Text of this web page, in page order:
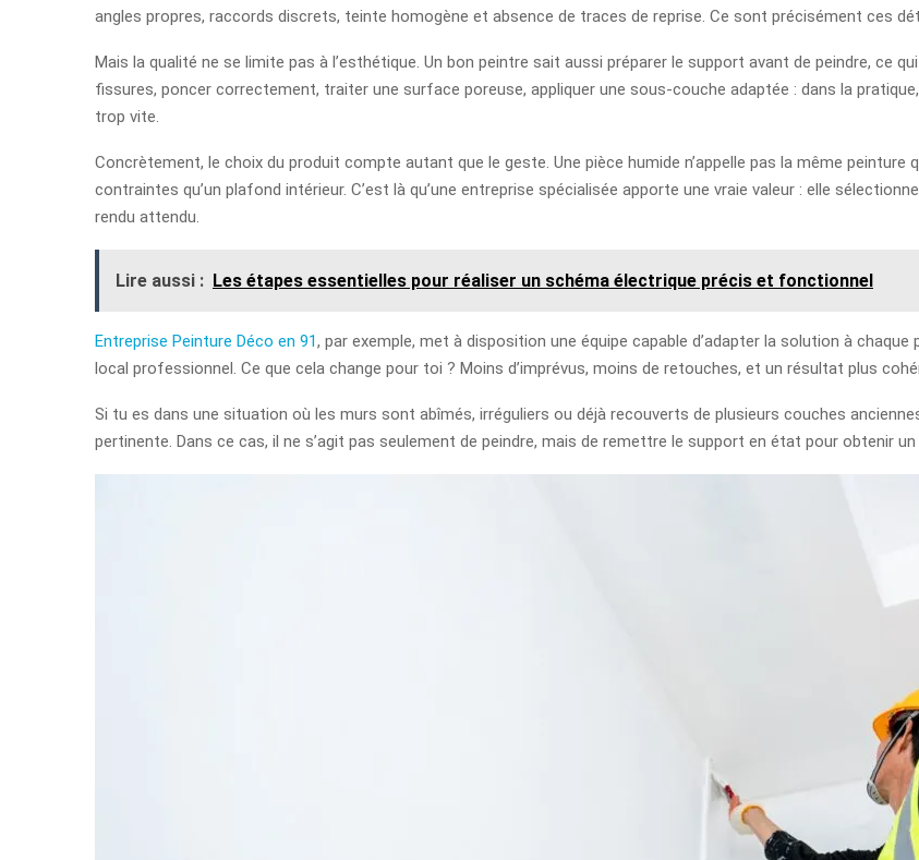
angles propres, raccords discrets, teinte homogène et absence de traces de reprise. Ce sont précisément ces
Mais la qualité ne se limite pas à l’esthétique. Un bon peintre sait aussi préparer le support avant de peindre, ce
fissures, poncer correctement, traiter une surface poreuse, appliquer une sous-couche adaptée : dans la
trop vite.
Concrètement, le choix du produit compte autant que le geste. Une pièce humide n’appelle pas la même peinture
contraintes qu’un plafond intérieur. C’est là qu’une entreprise spécialisée apporte une vraie valeur : elle
rendu attendu.
Lire aussi : Les étapes essentielles pour réaliser un schéma électrique précis et fonctionnel
Entreprise Peinture Déco en 91, par exemple, met à disposition une équipe capable d’adapter la solution à chaque
local professionnel. Ce que cela change pour toi ? Moins d’imprévus, moins de retouches, et un résultat plus
Si tu es dans une situation où les murs sont abîmés, irréguliers ou déjà recouverts de plusieurs couches
pertinente. Dans ce cas, il ne s’agit pas seulement de peindre, mais de remettre le support en état pour obtenir un